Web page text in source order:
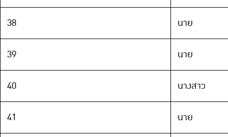
38
นาย
39
นาย
40
นางสาว
41
นาย